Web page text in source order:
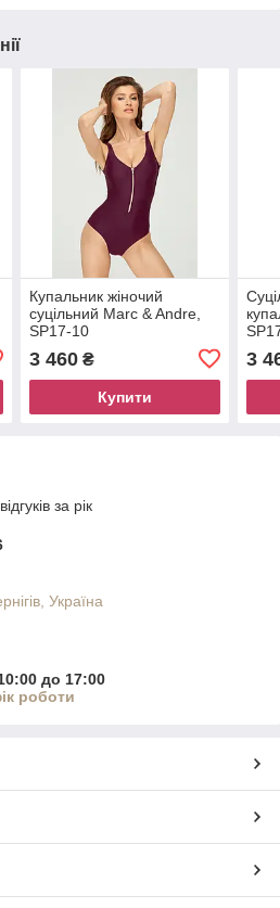
Купальник жіночий
суцільний Marc & Andre,
SP17-10
3 460₴
Купити
3
за рік
Україна
до 17:00
роботи